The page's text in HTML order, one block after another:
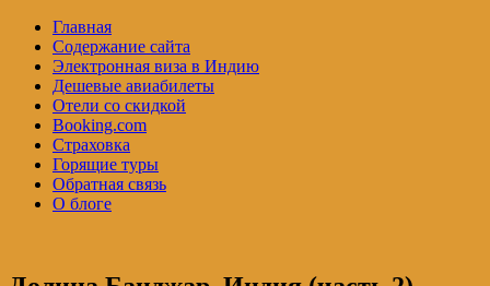
Главная
Содержание сайта
Электронная виза в Индию
Дешевые авиабилеты
Отели со скидкой
Booking.com
Страховка
Горящие туры
Обратная связь
О блоге